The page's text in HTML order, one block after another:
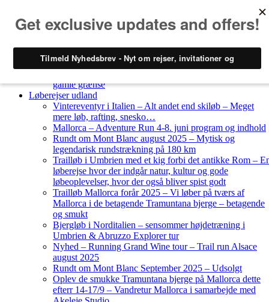
Løberejser Danmark
gamle grænse
Løberejser udland
Vintereventyr i Italien – Alt andet end skiløb – Meget
mere løb, rafting, snesko…
Mallorca – Adventure Run 4-8. juni program og indhold
Rundt om Mont Blanc august 2025 – Mytisk og
legendarisk rundstrækning på 180 km
Trailløb i Umbrien med et kig forbi det antikke Rom –
løberejse hvor der indgår natur, kultur og gode
løbeoplevelser, hvor der også bliver spist godt
Trailløb Mallorca forår 2025 – Vi løber på tværs af
Mallorca i de betagende Tramuntana bjerge – betagende
og smukt
Bjergløb i Norditalien – sensommer højdetræning i
Umbrien & Abruzzo Explorer tur
Nyhed – Running Grand Wine tour – Trail run Alsace
august 2025
Rundt om Mont Blanc September 2025 – Udsolgt
Oplev de smukke Tramuntana bjerge på Mallorca dette
efterr 14-17/9 – Vandretur Mallorca i samarbejde med